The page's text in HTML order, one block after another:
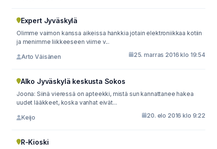
Expert Jyväskylä
Olimme vaimon kanssa aikeissa hankkia jotain elektroniikkaa kotiin
ja menimme liikkeeseen viime v...
Arto Väisänen 25. marras 2016 klo 19:54
Alko Jyväskylä keskusta Sokos
Joona: Siinä vieressä on apteekki, mistä sun kannattanee hakea
uudet lääkkeet, koska vanhat eivät...
Keijo 20. elo 2016 klo 9:22
R-Kioski